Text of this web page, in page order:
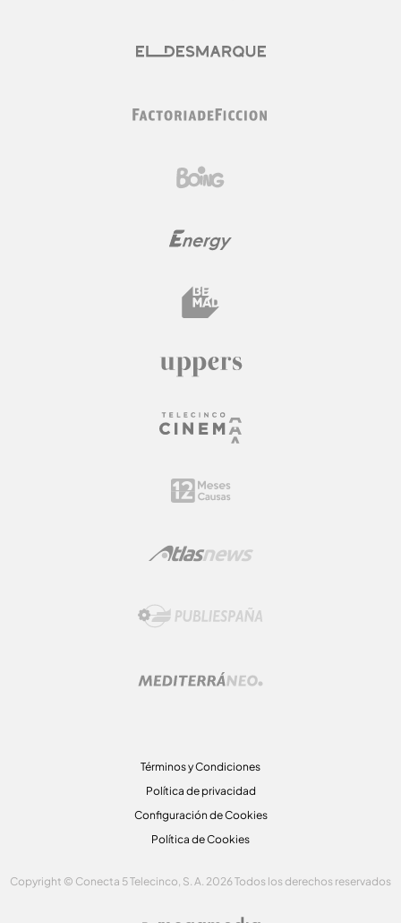
Términos y Condiciones
Política de privacidad
Configuración de Cookies
Política de Cookies
Copyright © Conecta 5 Telecinco, S. A. 2026 Todos los derechos reservados